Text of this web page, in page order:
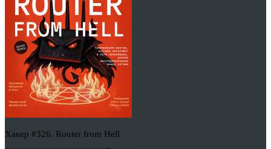
Хакер #326. Router from Hell